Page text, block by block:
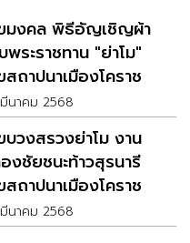
มงคล พิธีอัญเชิญผ้า
พระราชทาน "ย่าโม"
สถาปนาเมืองโคราช
นาคม 2568
บวงสรวงย่าโม งาน
งชัยชนะท้าวสุรนารี
สถาปนาเมืองโคราช
นาคม 2568